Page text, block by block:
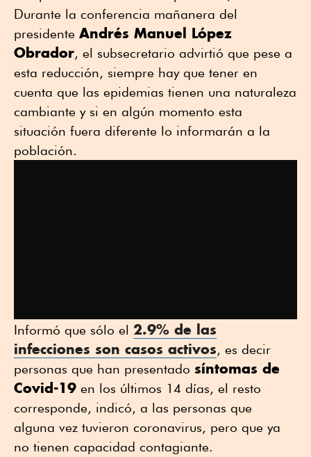
Durante la conferencia mañanera del
presidente Andrés Manuel López
Obrador, el subsecretario advirtió que pese a
esta reducción, siempre hay que tener en
cuenta que las epidemias tienen una naturaleza
cambiante y si en algún momento esta
situación fuera diferente lo informarán a la
población.
Informó que sólo el 2.9% de las
infecciones son casos activos, es decir
personas que han presentado síntomas de
Covid-19 en los últimos 14 días, el resto
corresponde, indicó, a las personas que
alguna vez tuvieron coronavirus, pero que ya
no tienen capacidad contagiante.